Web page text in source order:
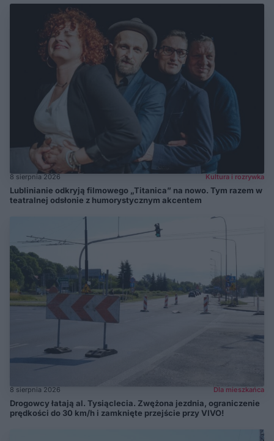
8 sierpnia 2026 Kultura i rozrywka
Lublinianie odkryją filmowego „Titanica” na nowo. Tym razem w
teatralnej odsłonie z humorystycznym akcentem
8 sierpnia 2026 Dla mieszkańca
Drogowcy łatają al. Tysiąclecia. Zwężona jezdnia, ograniczenie
prędkości do 30 km/h i zamknięte przejście przy VIVO!